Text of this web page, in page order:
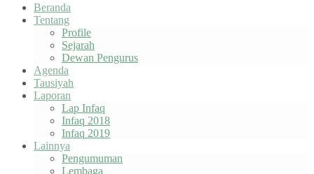
Beranda
Tentang
Profile
Sejarah
Dewan Pengurus
Agenda
Tausiyah
Laporan
Lap Infaq
Infaq 2018
Infaq 2019
Lainnya
Pengumuman
Lembaga